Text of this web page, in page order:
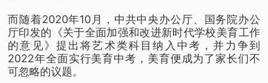
而随着2020年10月，中共中央办公厅、国务院办公
厅印发的《关于全面加强和改进新时代学校美育工作
的意见》提出将艺术类科目纳入中考，并力争到
2022年全面实行美育中考，美育便成为了家长们不
可忽略的议题。